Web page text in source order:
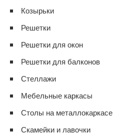
Козырьки
Решетки
Решетки для окон
Решетки для балконов
Стеллажи
Мебельные каркасы
Столы на металлокаркасе
Скамейки и лавочки